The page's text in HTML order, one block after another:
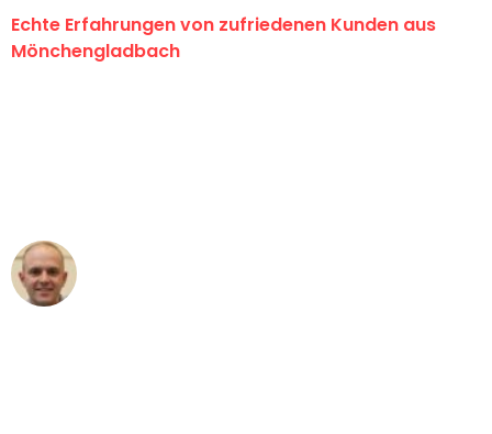
Echte Erfahrungen von zufriedenen Kunden aus
Mönchengladbach